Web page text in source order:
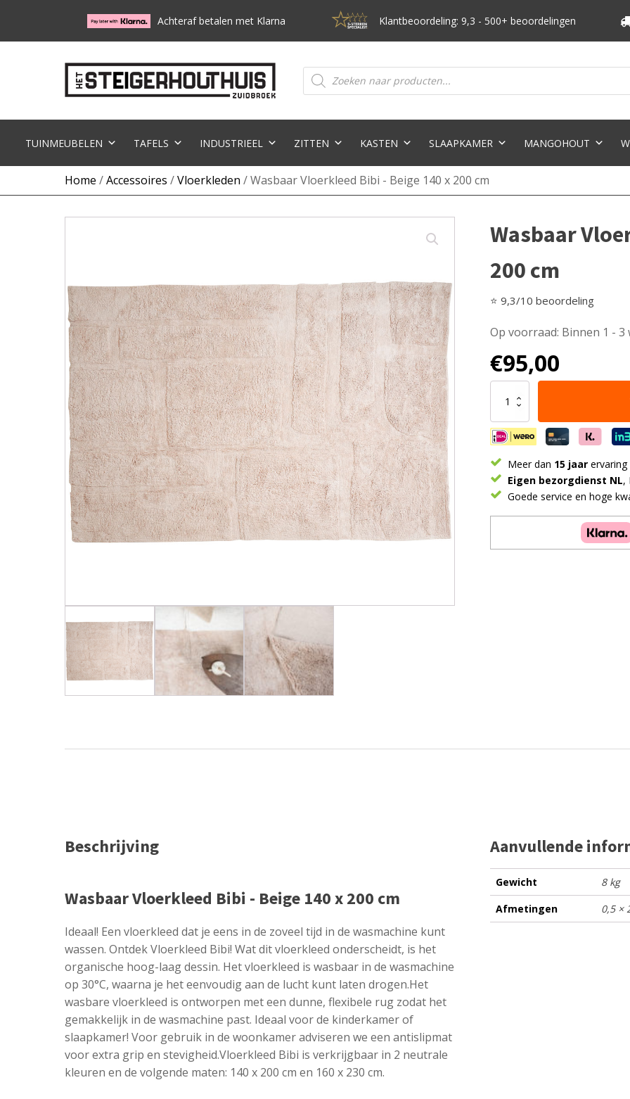
Achteraf betalen met Klarna Klantbeoordeling: 9,3 - 500+ beoordelingen
Producten
zoeken
TUINMEUBELEN TAFELS INDUSTRIEEL ZITTEN KASTEN SLAAPKAMER MANGOHOUT
Home /Accessoires /Vloerkleden / Wasbaar Vloerkleed Bibi - Beige 140 x 200 cm
Wasbaar
200 cm
⭐ 9,3/10 beoordeling
Op voorraad: Binnen 1 -
€95,00
Vloerkleed
Bibi
-
Beige
140
200
cm
aantal
Meer dan 15 jaar ervaring
Eigen bezorgdienst NL,
Goede service en hoge
Beschrijving
Wasbaar Vloerkleed Bibi - Beige 140 x 200 cm
Ideaal! Een vloerkleed dat je eens in de zoveel tijd in de wasmachine kunt
wassen. Ontdek Vloerkleed Bibi! Wat dit vloerkleed onderscheidt, is het
organische hoog-laag dessin. Het vloerkleed is wasbaar in de wasmachine
op 30°C, waarna je het eenvoudig aan de lucht kunt laten drogen.Het
wasbare vloerkleed is ontworpen met een dunne, flexibele rug zodat het
gemakkelijk in de wasmachine past. Ideaal voor de kinderkamer of
slaapkamer! Voor gebruik in de woonkamer adviseren we een antislipmat
voor extra grip en stevigheid.Vloerkleed Bibi is verkrijgbaar in 2 neutrale
kleuren en de volgende maten: 140 x 200 cm en 160 x 230 cm.
Aanvullende
Gewicht
8 kg
Afmetingen
0,5 ×